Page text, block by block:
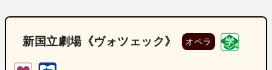
新国立劇場《ヴォツェック》 オペラ